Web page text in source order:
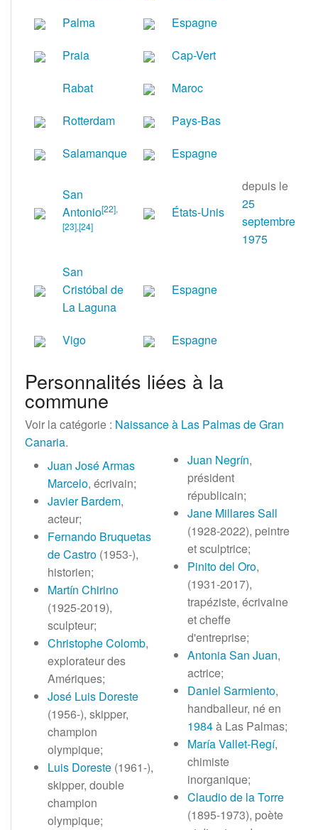
Palma
Espagne
Praia
Cap-Vert
Rabat
Maroc
Rotterdam
Pays-Bas
Salamanque
Espagne
San
Antonio[22],
[23],[24]
États-Unis
depuis le
25
septembre
1975
San
Cristóbal de
La Laguna
Espagne
Vigo Espagne
Personnalités liées à la
commune
Voir la catégorie : Naissance à Las Palmas de Gran
Canaria.
Juan José Armas
Marcelo, écrivain;
Javier Bardem,
acteur;
Fernando Bruquetas
de Castro (1953-),
historien;
Martín Chirino
(1925-2019),
sculpteur;
Christophe Colomb,
explorateur des
Amériques;
José Luis Doreste
(1956-), skipper,
champion
olympique;
Luis Doreste (1961-),
skipper, double
champion
olympique;
Juan Negrín,
président
républicain;
Jane Millares Sall
(1928-2022), peintre
et sculptrice;
Pinito del Oro,
(1931-2017),
trapéziste, écrivaine
et cheffe
d'entreprise;
Antonia San Juan,
actrice;
Daniel Sarmiento,
handballeur, né en
1984à Las Palmas;
María Vallet-Regí,
chimiste
inorganique;
Claudio de la Torre
(1895-1973), poète